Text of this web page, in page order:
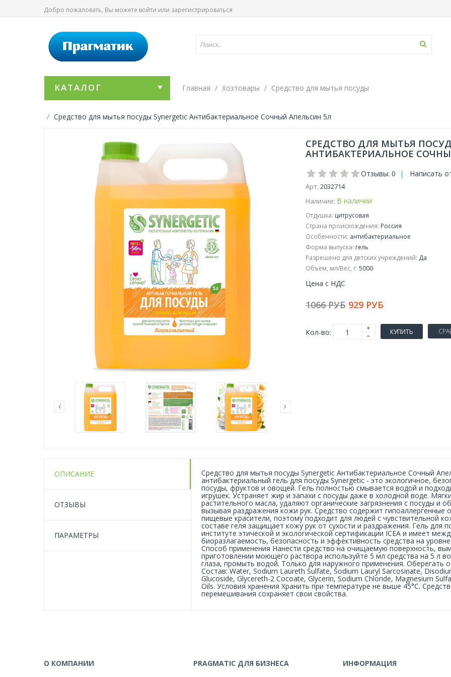
Добро пожаловать, Вы можете войти или зарегистрироваться
КАТАЛОГ Главная Хозтовары Средство для мытья посуды
Средство для мытья посуды Synergetic Антибактериальное Сочный Апельсин 5л
СРЕДСТВО ДЛЯ МЫТЬЯ ПОСУДЫ
АНТИБАКТЕРИАЛЬНОЕ
Отзывы: 0 | Написать
Арт. 2032714
Наличие: В наличии
Отдушка: цитрусовая
Страна происхождения: Россия
Особенности: антибактериальное
Форма выпуска: гель
Разрешено для детских учреждений: Да
Объем, мл/Вес, г: 5000
Цена с НДС
1066 РУБ 929 РУБ
Кол-во: КУПИТЬ
ОПИСАНИЕ
ОТЗЫВЫ
ПАРАМЕТРЫ
Средство для мытья посуды Synergetic Антибактериальное Сочный
антибактериальный гель для посуды Synergetic - это экологичное,
посуды, фруктов и овощей. Гель полностью смывается водой и
игрушек. Устраняет жир и запахи с посуды даже в холодной воде.
растительного масла, удаляют органические загрязнения с посуды и
вызывая раздражения кожи рук. Средство содержит
пищевые красители, поэтому подходит для людей с чувствительной
составе геля защищает кожу рук от сухости и раздражения. Гель для
институте этической и экологической сертификации ICEA и имеет
биоразлагаемость, безопасность и эффективность средства на
Способ применения Нанести средство на очищаемую поверхность,
приготовлении моющего раствора используйте 5 мл средства на 5 л
глаза, промыть водой. Только для наружного применения. Оберегать
Состав: Water, Sodium Laureth Sulfate, Sodium Lauryl Sarcosinate,
Glucoside, Glycereth-2 Cocoate, Glycerin, Sodium Chloride, Magnesium
Oils. Условия хранения Хранить при температуре не выше 45°С.
перемешивания сохраняет свои свойства.
О КОМПАНИИ PRAGMATIC ДЛЯ БИЗНЕСА ИНФОРМАЦИЯ